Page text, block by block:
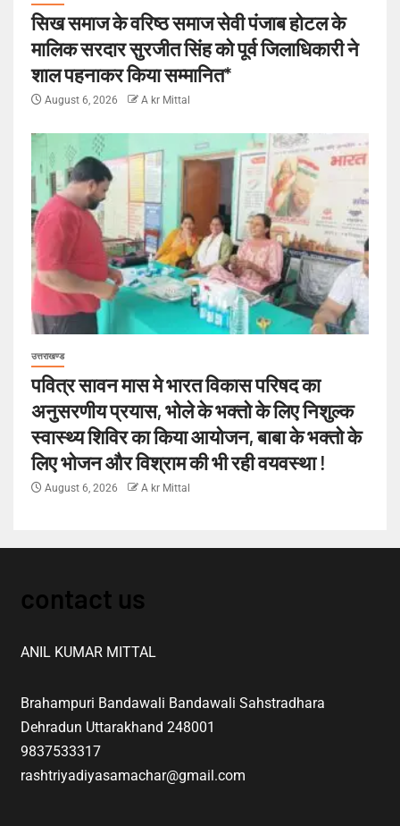
सिख समाज के वरिष्ठ समाज सेवी पंजाब होटल के
मालिक सरदार सुरजीत सिंह को पूर्व जिलाधिकारी ने
शाल पहनाकर किया सम्मानित*
August 6, 2026 A kr Mittal
उत्तराखण्ड
पवित्र सावन मास मे भारत विकास परिषद का
अनुसरणीय प्रयास, भोले के भक्तो के लिए निशुल्क
स्वास्थ्य शिविर का किया आयोजन, बाबा के भक्तो के
लिए भोजन और विश्राम की भी रही वयवस्था !
August 6, 2026 A kr Mittal
contact us
ANIL KUMAR MITTAL
Brahampuri Bandawali Bandawali Sahstradhara
Dehradun Uttarakhand 248001
9837533317
rashtriyadiyasamachar@gmail.com